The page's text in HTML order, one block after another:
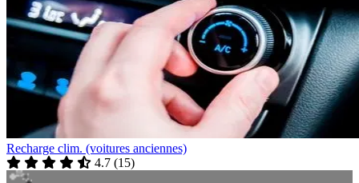
Recharge clim. (voitures anciennes)
4.7 (15)